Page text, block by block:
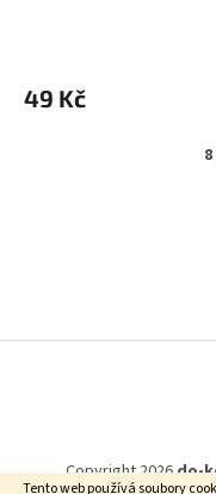
Tento web používá soubory
49 Kč
8
í
Copyright 2026do-